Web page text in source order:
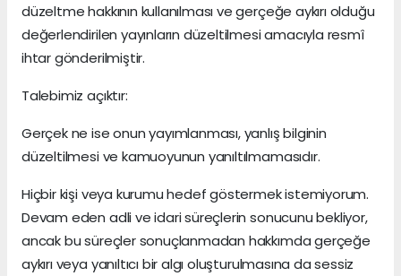
düzeltme hakkının kullanılması ve gerçeğe aykırı olduğu
değerlendirilen yayınların düzeltilmesi amacıyla resmî
ihtar gönderilmiştir.
Talebimiz açıktır:
Gerçek ne ise onun yayımlanması, yanlış bilginin
düzeltilmesi ve kamuoyunun yanıltılmamasıdır.
Hiçbir kişi veya kurumu hedef göstermek istemiyorum.
Devam eden adli ve idari süreçlerin sonucunu bekliyor,
ancak bu süreçler sonuçlanmadan hakkımda gerçeğe
aykırı veya yanıltıcı bir algı oluşturulmasına da sessiz